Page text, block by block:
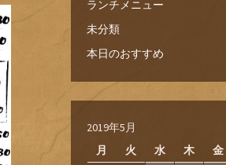
ランチメニュー
未分類
本日のおすすめ
2019年5月
月
火 水 木 金